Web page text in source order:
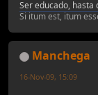
Ser educado, hasta
Si itum est, itum
Manchega
16-Nov-09, 15:09